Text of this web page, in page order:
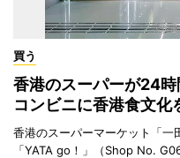
買う
香港のスーパーが24
コンビニに香港食文化
香港のスーパーマーケット「一
「YATA go！」（Shop No.